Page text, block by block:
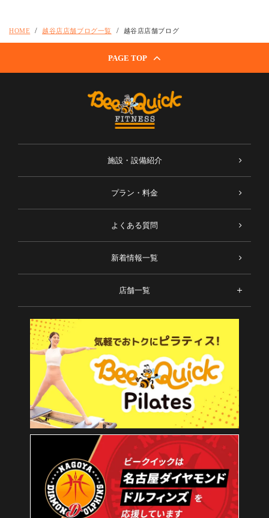
HOME 越谷店店舗ブログ一覧 越谷店店舗ブログ
PAGE TOP
施設・設備紹介
プラン・料金
よくある質問
新着情報一覧
店舗一覧